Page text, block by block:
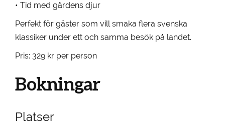
• Tid med gårdens djur
Perfekt för gäster som vill smaka flera svenska
klassiker under ett och samma besök på landet.
Pris: 329 kr per person
Bokningar
Platser